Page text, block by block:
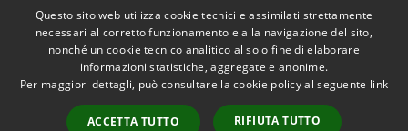
Accessibilità
Copyright © 2026 • Città di
Seregno • Powered by
Municipium•
Accesso
Questo sito web utilizza cookie tecnici e assimilati strettamente
necessari al corretto funzionamento e alla navigazione del sito,
nonché un cookie tecnico analitico al solo fine di elaborare
informazioni statistiche, aggregate e anonime.
Per maggiori dettagli, può consultare la cookie policy al seguente link
ACCETTA TUTTO RIFIUTA TUTTO